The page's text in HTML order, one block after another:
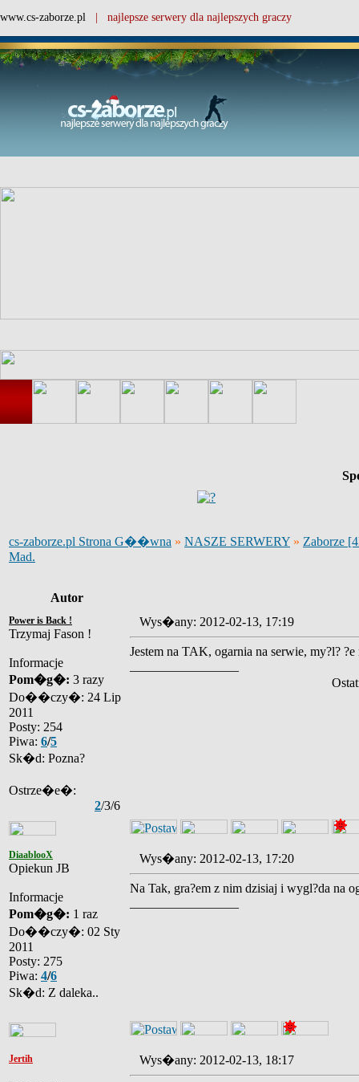
www.cs-zaborze.pl | najlepsze serwery dla najlepszych graczy
cs-zaborze.pl Strona G��wna » NASZE SERWERY » Zaborze
Mad.
Autor
Power is Back !
Trzymaj Fason !
Informacje
Pom�g�: 3 razy
Do��czy�: 24 Lip
2011
Posty: 254
Piwa: 6/5
Sk�d: Pozna?
Ostrze�e�:
2/3/6
Wys�any: 2012-02-13, 17:19
Jestem na TAK, ogarnia na serwie, my?l?
DiaablooX
Opiekun JB
Informacje
Pom�g�: 1 raz
Do��czy�: 02 Sty
2011
Posty: 275
Piwa: 4/6
Sk�d: Z daleka..
Wys�any: 2012-02-13, 17:20
Na Tak, gra?em z nim dzisiaj i wygl?da na
Jertih Wys�any: 2012-02-13, 18:17